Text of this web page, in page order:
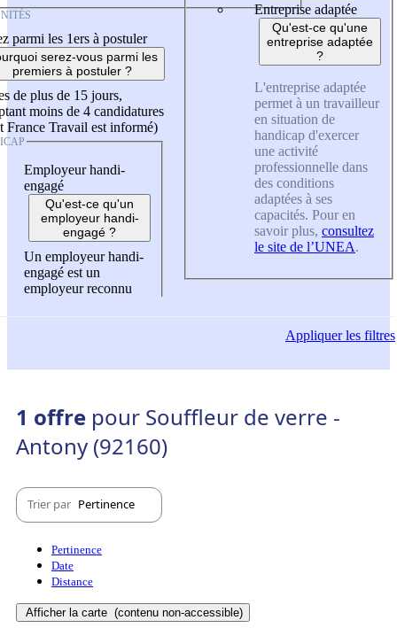
parmi les 1ers à postuler
serez-vous parmi les
premiers à postuler ?
de plus de 15 jours,
moins de 4 candidatures
France Travail est informé)
Employeur handi-
engagé
Qu'est-ce qu'un
employeur handi-
engagé ?
Un employeur handi-
engagé est un
employeur reconnu
Entreprise adaptée
Qu'est-ce qu'une
entreprise adaptée
?
L'entreprise adaptée
permet à un travailleur
en situation de
handicap d'exercer
une activité
professionnelle dans
des conditions
adaptées à ses
capacités. Pour en
savoir plus, consultez
le site de l’UNEA.
Appliquerles filtres
1 offre pour Souffleur de verre -
Antony (92160)
Trier par Pertinence
Pertinence
Date
Distance
Afficher la carte (contenu non-accessible)